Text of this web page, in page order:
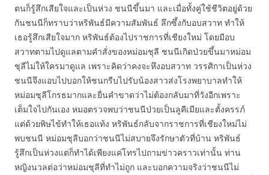
ตนก็รู้สึกเสียใจและเป็นห่วง ชนนีขึ้นมา และเมื่อทั้งคู่ใช้ชีวิตอยู่ด้วย
กันชนนีก็ทราบว่าหริพันธ์มีความสัมพันธ์ ลึกซึ้งกับอบสวาท ทำให้
เธอรู้สึกเสียใจมาก หริพันธ์ต้องไปราชการที่เชียงใหม่ โดยมีอบ
สวาทตามไปดูแลตามคำสั่งของหม่อมชุลี ชนนีเกิดป่วยขึ้นมาหม่อม
ชุลีไม่ให้ใครมาดูแล เพราะคิดว่าคงจะหึงอบสวาท วรรศิกาเป็นห่วง
ชนนีจึงแอบไปบอกให้ชนกรีบไปรับน้องสาวส่งโรงพยาบาลทำให้
หม่อมชุลีโกรธมากและยื่นคำขาดว่าไม่ต้องกลับมาที่วังอีกเพราะ
เต็มใจไปกันเอง หมอตรวจพบว่าชนนีป่วยเป็นลูคีเมียและตั้งครรภ์
แต่ด้วยพิษไข้ทำให้เธอแท้ง หริพันธ์กลับจากราชการที่เชียงใหม่ไม่
พบชนนี หม่อมชุลีบอกว่าชนนีไม่สบายจึงรักษาตัวที่บ้าน หริพันธ์
รู้สึกเป็นห่วงแต่ก็ทำได้เพียงแค่โทรไปถามข่าวคราวเท่านั้น ท่าน
หญิงนวลต่อว่าหม่อมชุลีที่ทำไม่ถูก และบอกความจริงว่าชนนีไม่